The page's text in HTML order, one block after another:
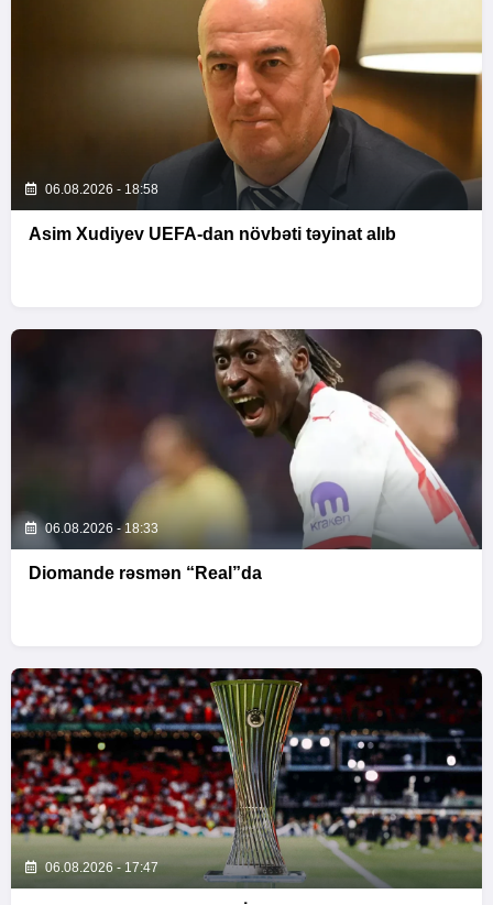
06.08.2026 - 18:58
Asim Xudiyev UEFA-dan növbəti təyinat alıb
06.08.2026 - 18:33
Diomande rəsmən “Real”da
06.08.2026 - 17:47